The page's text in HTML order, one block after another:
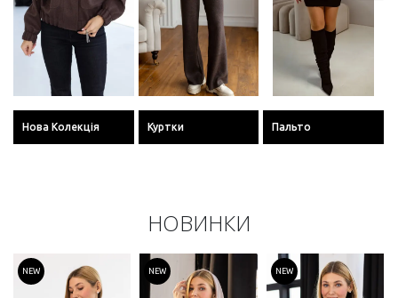
Нова Колекція Куртки Пальто
НОВИНКИ
NEW NEW NEW